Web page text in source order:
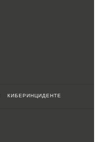
КИБЕРИНЦИДЕНТЕ